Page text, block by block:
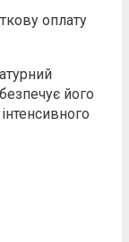
оплату
його